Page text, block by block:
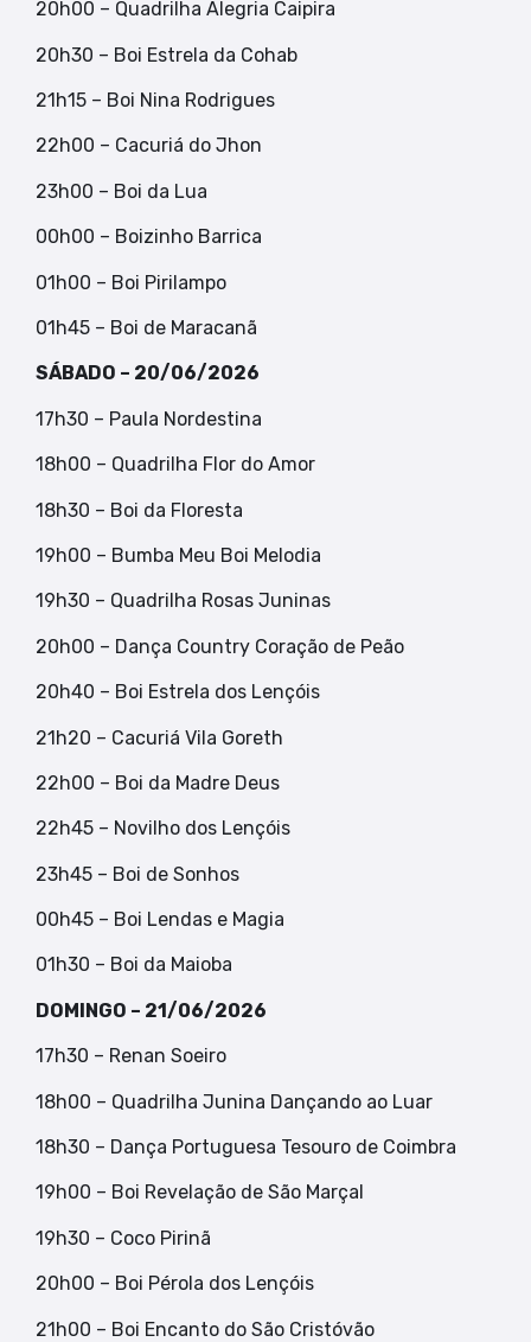
20h00 – Quadrilha Alegria Caipira
20h30 – Boi Estrela da Cohab
21h15 – Boi Nina Rodrigues
22h00 – Cacuriá do Jhon
23h00 – Boi da Lua
00h00 – Boizinho Barrica
01h00 – Boi Pirilampo
01h45 – Boi de Maracanã
SÁBADO – 20/06/2026
17h30 – Paula Nordestina
18h00 – Quadrilha Flor do Amor
18h30 – Boi da Floresta
19h00 – Bumba Meu Boi Melodia
19h30 – Quadrilha Rosas Juninas
20h00 – Dança Country Coração de Peão
20h40 – Boi Estrela dos Lençóis
21h20 – Cacuriá Vila Goreth
22h00 – Boi da Madre Deus
22h45 – Novilho dos Lençóis
23h45 – Boi de Sonhos
00h45 – Boi Lendas e Magia
01h30 – Boi da Maioba
DOMINGO – 21/06/2026
17h30 – Renan Soeiro
18h00 – Quadrilha Junina Dançando ao Luar
18h30 – Dança Portuguesa Tesouro de Coimbra
19h00 – Boi Revelação de São Marçal
19h30 – Coco Pirinã
20h00 – Boi Pérola dos Lençóis
21h00 – Boi Encanto do São Cristóvão